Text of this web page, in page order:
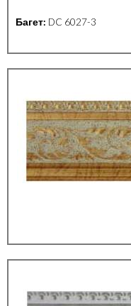
Багет: DC 6027-3